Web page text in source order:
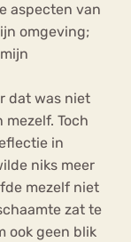
aspecten van
omgeving;
dat was niet
Toch
in
niks meer
mezelf niet
zat te
ook geen blik